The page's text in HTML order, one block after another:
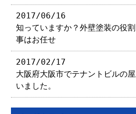
2017/06/16
知っていますか？外壁塗装の役
事はお任せ
2017/02/17
大阪府大阪市でテナントビルの
いました。